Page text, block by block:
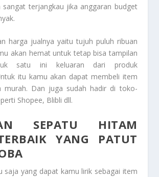
sangat terjangkau jika anggaran budget
harga jualnya yaitu tujuh puluh ribuan
akan hemat untuk tetap bisa tampilan
satu ini keluaran dari produk
itu kamu akan dapat membeli item
murah. Dan juga sudah hadir di toko-
Shopee, Blibli dll.
SEPATU HITAM
YANG PATUT
saja yang dapat kamu lirik sebagai item